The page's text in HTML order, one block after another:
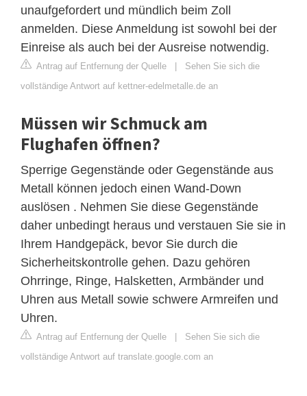
unaufgefordert und mündlich beim Zoll
anmelden. Diese Anmeldung ist sowohl bei der
Einreise als auch bei der Ausreise notwendig.
Antrag auf Entfernung der Quelle
Sehen Sie sich die
vollständige Antwort auf kettner-edelmetalle.de an
Müssen wir Schmuck am
Flughafen öffnen?
Sperrige Gegenstände oder Gegenstände aus
Metall können jedoch einen Wand-Down
auslösen . Nehmen Sie diese Gegenstände
daher unbedingt heraus und verstauen Sie sie in
Ihrem Handgepäck, bevor Sie durch die
Sicherheitskontrolle gehen. Dazu gehören
Ohrringe, Ringe, Halsketten, Armbänder und
Uhren aus Metall sowie schwere Armreifen und
Uhren.
Antrag auf Entfernung der Quelle
Sehen Sie sich die
vollständige Antwort auf translate.google.com an